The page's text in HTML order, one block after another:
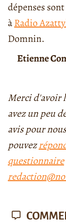
dépenses
àRadio
Domnin.
Etienne
Merci d'avoir
avez un peu
avis pour
pouvez
questionnaire